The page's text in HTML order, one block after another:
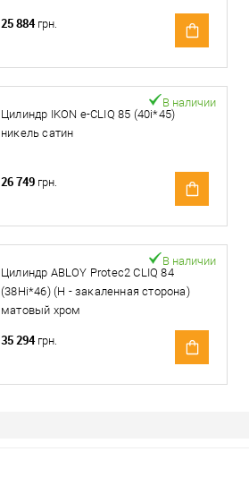
25 884 грн.
Цилиндр IKON e-CLIQ 85 (40i*45)
никель сатин
В наличии
26 749 грн.
Цилиндр ABLOY Protec2 CLIQ 84
(38Hi*46) (H - закаленная сторона)
матовый хром
В наличии
35 294 грн.